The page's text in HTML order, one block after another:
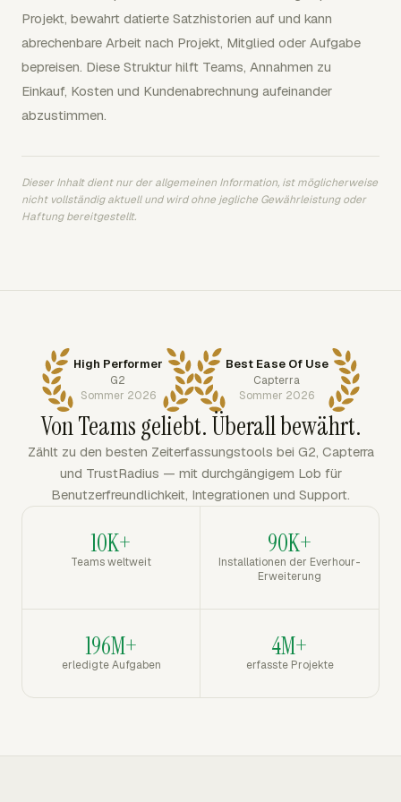
Projekt, bewahrt datierte Satzhistorien auf und kann
abrechenbare Arbeit nach Projekt, Mitglied oder Aufgabe
bepreisen. Diese Struktur hilft Teams, Annahmen zu
Einkauf, Kosten und Kundenabrechnung aufeinander
abzustimmen.
Dieser Inhalt dient nur der allgemeinen Information, ist möglicherweise
nicht vollständig aktuell und wird ohne jegliche Gewährleistung oder
Haftung bereitgestellt.
High Performer
G2
Sommer 2026
Best Ease Of Use
Capterra
Sommer 2026
Von Teams geliebt. Überall bewährt.
Zählt zu den besten Zeiterfassungstools bei G2, Capterra
und TrustRadius — mit durchgängigem Lob für
Benutzerfreundlichkeit, Integrationen und Support.
10K+
Teams weltweit
90K+
Installationen der Everhour-
Erweiterung
196M+
erledigte Aufgaben
4M+
erfasste Projekte